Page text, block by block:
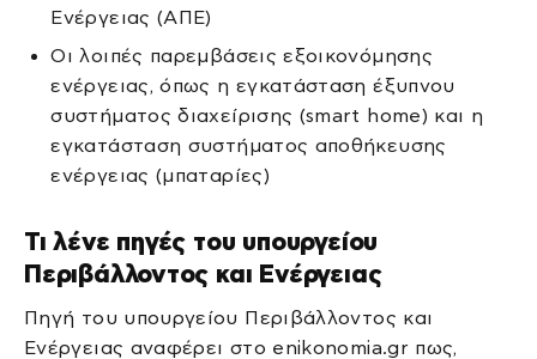
Ενέργειας (ΑΠΕ)
Οι λοιπές παρεμβάσεις εξοικονόμησης
ενέργειας, όπως η εγκατάσταση έξυπνου
συστήματος διαχείρισης (smart home) και η
εγκατάσταση συστήματος αποθήκευσης
ενέργειας (μπαταρίες)
Τι λένε πηγές του υπουργείου
Περιβάλλοντος και Ενέργειας
Πηγή του υπουργείου Περιβάλλοντος και
Ενέργειας αναφέρει στο enikonomia.gr πως,